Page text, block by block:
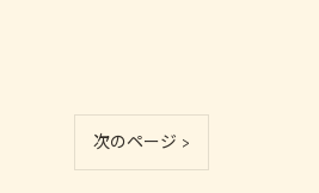
次のページ >